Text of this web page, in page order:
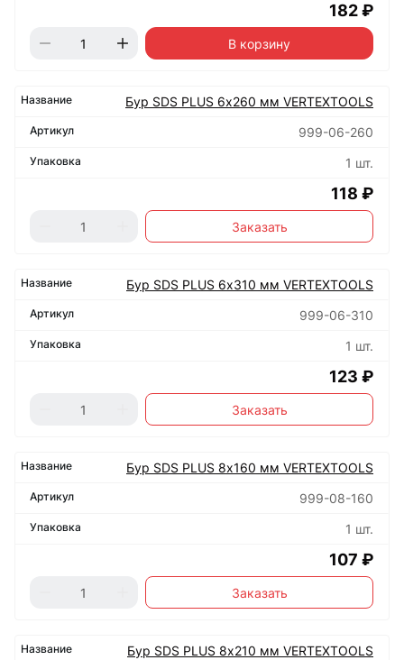
182 ₽
В корзину
Бур SDS PLUS 6х260 мм VERTEXTOOLS
999-06-260
1 шт.
118 ₽
Заказать
Бур SDS PLUS 6х310 мм VERTEXTOOLS
999-06-310
1 шт.
123 ₽
Заказать
Бур SDS PLUS 8х160 мм VERTEXTOOLS
999-08-160
1 шт.
107 ₽
Заказать
Бур SDS PLUS 8х210 мм VERTEXTOOLS